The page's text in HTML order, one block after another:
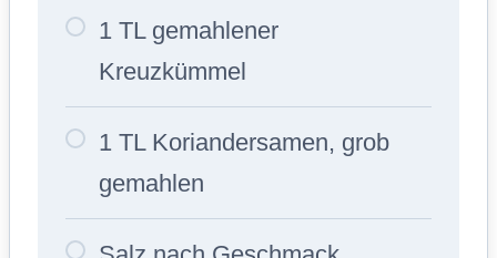
1 TL gemahlener
Kreuzkümmel
1 TL Koriandersamen, grob
gemahlen